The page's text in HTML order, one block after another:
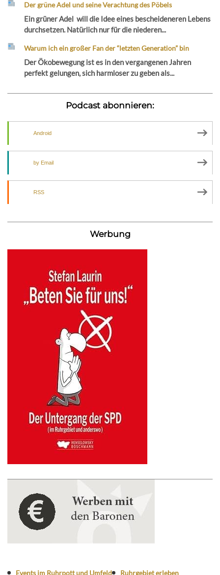
Der grüne Adel und seine Verachtung des Pöbels
Ein grüner Adel will die Idee eines bescheideneren Lebens
durchsetzen. Natürlich nur für die niederen...
Warum ich ein großer Fan der “letzten Generation” bin
Der Ökobewegung ist es in den vergangenen Jahren
perfekt gelungen, sich harmloser zu geben als...
Podcast abonnieren:
Android
by Email
RSS
Werbung
Events im Ruhrpott und Umfeld Ruhrgebiet erleben